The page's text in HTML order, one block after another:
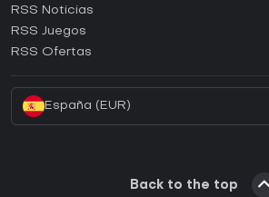
¿Cómo activar una CD Key de Ubisoft
RSS Noticias
RSS Juegos
RSS Ofertas
España (EUR)
Back to the top